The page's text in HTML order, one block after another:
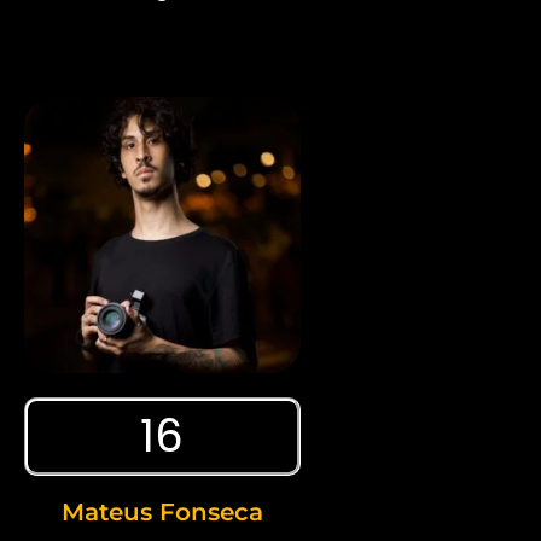
16
Mateus Fonseca